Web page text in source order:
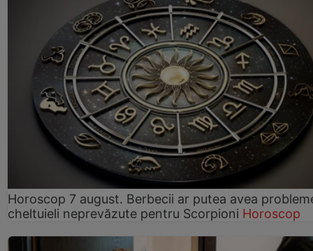
Horoscop 7 august. Berbecii ar putea avea
cheltuieli neprevăzute pentru Scorpioni Horoscop